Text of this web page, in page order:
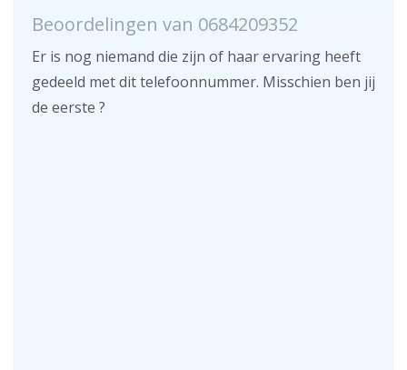
Beoordelingen van 0684209352
Er is nog niemand die zijn of haar ervaring heeft
gedeeld met dit telefoonnummer. Misschien ben jij
de eerste ?